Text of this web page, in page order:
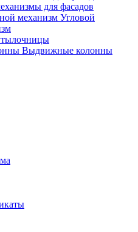
для фасадов
Угловой
Выдвижные колонны